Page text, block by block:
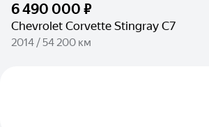
6 490 000 ₽
Chevrolet Corvette Stingray C7
2014 / 54 200 км